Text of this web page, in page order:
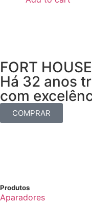
FORT HOUSE
Há 32 anos
com
COMPRAR
Produtos
Aparadores